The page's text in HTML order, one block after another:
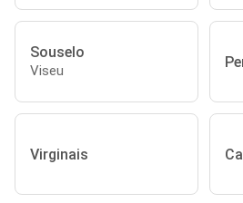
Souselo
Viseu
Virginais